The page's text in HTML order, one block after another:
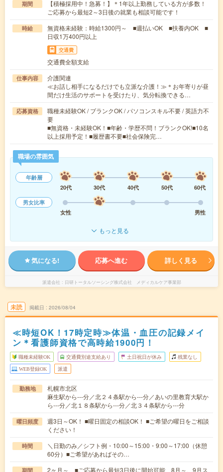
期間
【積極採用中！急募！】＊1年以上勤務している方が多数！
ご応募から最短2～3日後の就業も相談可能です！
時給
無資格未経験：時給1300円～ ■週払いOK ■扶養内OK ■
日収1万400円以上
交通費
交通費全額支給
仕事内容
介護関連
≪お話し相手になるだけでも立派な介護！≫＊お年寄りが昼
間だけ生活のサポートを受けたり、気分転換できる…
応募資格
職種未経験OK / ブランクOK / パソコンスキル不要 / 英語力不
要
■無資格・未経験OK！■年齢・学歴不問！ブランクOK!■10名
以上採用予定！■履歴書不要■社会保険完…
職場の雰囲気
年齢層
20代
30代 40代 50代
60代
男女比率
女性
男性
もっと見る
気になる! 応募へ進む 詳しく見る
派遣会社 日研トータルソーシング株式会社 メディカルケア事業部
未読 掲載日 2026/08/04
≪時短OK！17時定時≫体温・血圧の記録メイ
ン＊看護師資格で高時給1900円！
職種未経験OK 交通費別途支給あり 土日祝日が休み 残業なし
WEB登録OK 派遣
勤務地
札幌市北区
麻生駅から---分／北２４条駅から---分／あいの里教育大駅か
ら---分／北１８条駅から---分／北３４条駅から---分
曜日頻度
週3日～OK！ ■曜日固定の相談OK！ ■ご希望の曜日をご相談
ください！
時間
＼日勤のみ／シフト例・10:00～15:00・9:00～17:00（休憩
60分）■ご希望があればその…
期間
2ヶ月～ ■ご応募から最短3日後に開始可能 8月～、9月ス